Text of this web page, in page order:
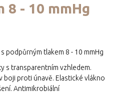
8 - 10 mmHg
s podpůrným tlakem 8 - 10 mmHg
s transparentním vzhledem.
boji proti únavě. Elastické vlákno
Antimikrobiální